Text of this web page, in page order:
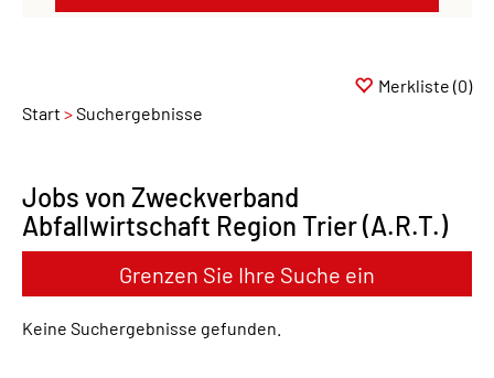
Start Suchergebnisse
Merkliste (0)
Jobs von Zweckverband
Abfallwirtschaft Region Trier (A.R.T.)
Grenzen Sie Ihre Suche ein
Keine Suchergebnisse gefunden.